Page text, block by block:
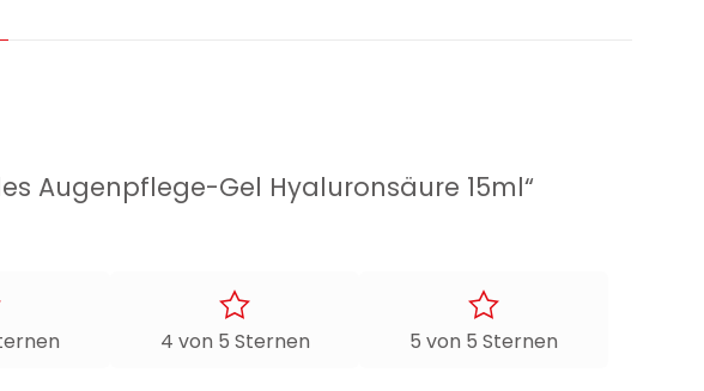
Augenpflege-Gel Hyaluronsäure 15ml“
4 von 5 Sternen 5 von 5 Sternen